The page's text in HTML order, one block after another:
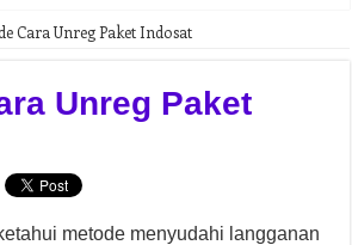
Cara Unreg Paket Indosat
Unreg Paket
metode menyudahi langganan